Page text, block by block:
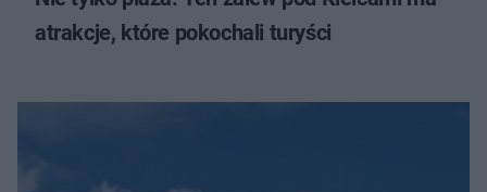
atrakcje, które pokochali turyści